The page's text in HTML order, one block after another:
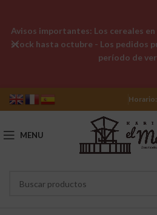
Horario:
MENU
Avisos importantes: Los cereales
stock hasta octubre - Los pedidos
período de